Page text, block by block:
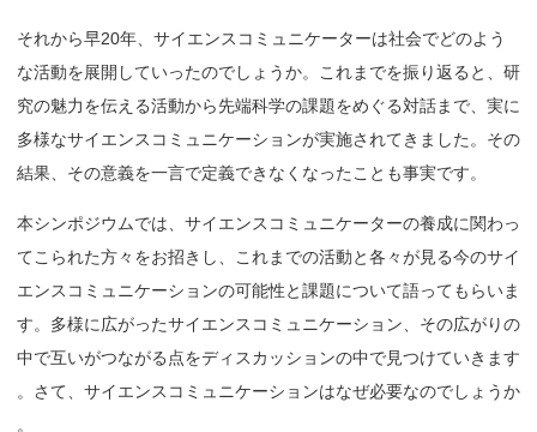
それから早20年、サイエンスコミュニケーターは社会でどのよう
な活動を展開していったのでしょうか。これまでを振り返ると、研
究の魅力を伝える活動から先端科学の課題をめぐる対話まで、実に
多様なサイエンスコミュニケーションが実施されてきました。その
結果、その意義を一言で定義できなくなったことも事実です。
本シンポジウムでは、サイエンスコミュニケーターの養成に関わっ
てこられた方々をお招きし、これまでの活動と各々が見る今のサイ
エンスコミュニケーションの可能性と課題について語ってもらいま
す。多様に広がったサイエンスコミュニケーション、その広がりの
中で互いがつながる点をディスカッションの中で見つけていきます
。さて、サイエンスコミュニケーションはなぜ必要なのでしょうか
。